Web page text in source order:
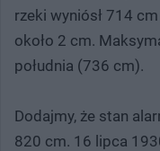
rzeki wyniósł 714
około 2 cm.
południa (736 cm).
Dodajmy, że stan
820 cm. 16 lipca